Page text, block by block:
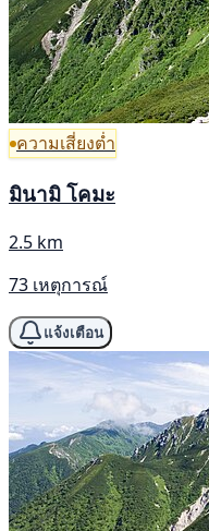
ความเสี่ยงต่ำ
มินามิ โคมะ
2.5 km
73 เหตุการณ์
แจ้งเตือน